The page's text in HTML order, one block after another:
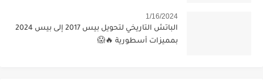
1/16/2024
الباتش التاريخي لتحويل بيس 2017 إلى بيس 2024
بمميزات أسطورية 🔥😱